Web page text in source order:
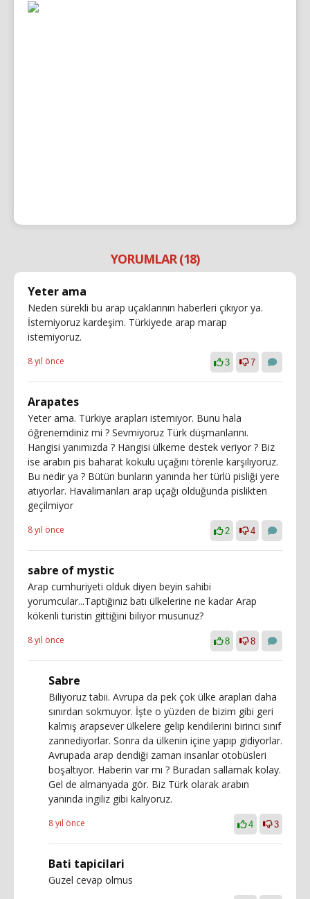
YORUMLAR (18)
Yeter ama
Neden sürekli bu arap uçaklarının haberleri çıkıyor ya.
İstemiyoruz kardeşim. Türkiyede arap marap
istemiyoruz.
8 yıl önce 3 7
Arapates
Yeter ama. Türkiye arapları istemiyor. Bunu hala
öğrenemdiniz mi ? Sevmiyoruz Türk düşmanlarını.
Hangisi yanımızda ? Hangisi ülkeme destek veriyor ? Biz
ise arabın pis baharat kokulu uçağını törenle karşılıyoruz.
Bu nedir ya ? Bütün bunların yanında her türlü pisliği yere
atıyorlar. Havalimanları arap uçağı olduğunda pislikten
geçilmiyor
8 yıl önce 2 4
sabre of mystic
Arap cumhuriyeti olduk diyen beyin sahibi
yorumcular...Taptığınız batı ülkelerine ne kadar Arap
kökenli turistin gittiğini biliyor musunuz?
8 yıl önce 8 8
Sabre
Biliyoruz tabii. Avrupa da pek çok ülke arapları daha
sınırdan sokmuyor. İşte o yüzden de bizim gibi geri
kalmış arapsever ülkelere gelip kendilerini birinci sınıf
zannediyorlar. Sonra da ülkenin içine yapıp gidiyorlar.
Avrupada arap dendiği zaman insanlar otobüsleri
boşaltıyor. Haberin var mı ? Buradan sallamak kolay.
Gel de almanyada gör. Biz Türk olarak arabın
yanında ingiliz gibi kalıyoruz.
8 yıl önce 4 3
Bati tapicilari
Guzel cevap olmus